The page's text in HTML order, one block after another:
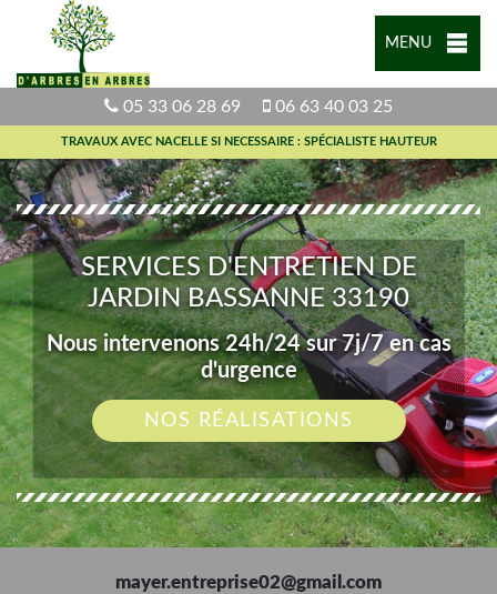
MENU
05 33 06 28 69 06 63 40 03 25
TRAVAUX AVEC NACELLE SI NECESSAIRE : SPÉCIALISTE HAUTEUR
SERVICES D'ENTRETIEN DE
JARDIN BASSANNE 33190
Nous intervenons 24h/24 sur 7j/7 en cas
d'urgence
NOS RÉALISATIONS
mayer.entreprise02@gmail.com